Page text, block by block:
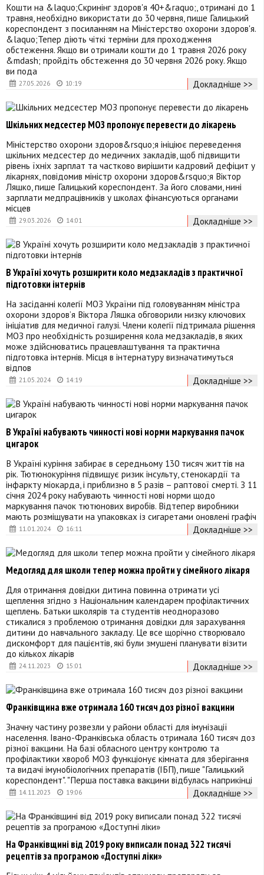
27.05.2026 10:19
Кошти на &laquo;Скринінг здоров'я 40+&raquo;, отримані до 1
травня, необхідно використати до 30 червня, пише Галицький
кореспондент з посиланням на Міністерство охорони здоров'я.
&laquo;Тепер діють чіткі терміни для проходження
обстеження. Якщо ви отримали кошти до 1 травня 2026 року
&mdash; пройдіть обстеження до 30 червня 2026 року. Якщо
ви пода
Докладніше >>
29.03.2026 14:01
Шкільних медсестер МОЗ пропонує перевести до лікарень
Міністерство охорони здоров&rsquo;я ініціює переведення
шкільних медсестер до медичних закладів, щоб підвищити
рівень їхніх зарплат та частково вирішити кадровий дефіцит у
лікарнях, повідомив міністр охорони здоров&rsquo;я Віктор
Ляшко, пише Галицький кореспондент. За його словами, нині
зарплати медпрацівників у школах фінансуються органами
місцев
Докладніше >>
21.05.2024 14:19
В Україні хочуть розширити коло медзакладів з практичної
підготовки інтернів
На засіданні колегії МОЗ України під головуванням міністра
охорони здоровʼя Віктора Ляшка обговорили низку ключових
ініціатив для медичної галузі. Члени колегії підтримала рішення
МОЗ про необхідність розширення кола медзакладів, в яких
може здійснюватись працевлаштування та практична
підготовка інтернів. Місця в інтернатуру визначатимуться
відпов
Докладніше >>
11.01.2024 16:11
В Україні набувають чинності нові норми маркування пачок
цигарок
В Україні куріння забирає в середньому 130 тисяч життів на
рік. Тютюнокуріння підвищує ризик інсульту, стенокардії та
інфаркту міокарда, і приблизно в 5 разів – раптової смерті. З 11
січня 2024 року набувають чинності нові норми щодо
маркування пачок тютюнових виробів. Відтепер виробники
мають розміщувати на упаковках із сигаретами оновлені графіч
Докладніше >>
24.11.2023 15:01
Медогляд для школи тепер можна пройти у сімейного лікаря
Для отримання довідки дитина повинна отримати усі
щеплення згідно з Національним календарем профілактичних
щеплень. Батьки школярів та студентів неодноразово
стикалися з проблемою отримання довідки для зарахування
дитини до навчального закладу. Це все щорічно створювало
дискомфорт для пацієнтів, які були змушені планувати візити
до кількох лікарів
Докладніше >>
14.11.2023 19:06
Франківщина вже отримала 160 тисяч доз різної вакцини
Значну частину розвезли у райони області для імунізації
населення. Івано-Франківська область отримала 160 тисяч доз
різної вакцини. На базі обласного центру контролю та
профілактики хвороб МОЗ функціонує кімната для зберігання
та видачі імунобіологічних препаратів (ІБП), пише "Галицький
кореспондент". "Перша поставка вакцини відбулась наприкінці
Докладніше >>
На Франківщині від 2019 року виписали понад 322 тисячі
рецептів за програмою «Доступні ліки»